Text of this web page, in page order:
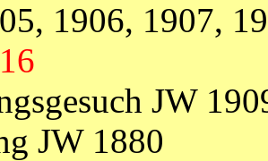
1906, 1907,
JW
JW 1880